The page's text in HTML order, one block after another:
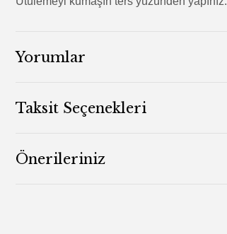
Yorumlar
Taksit Seçenekleri
Önerileriniz